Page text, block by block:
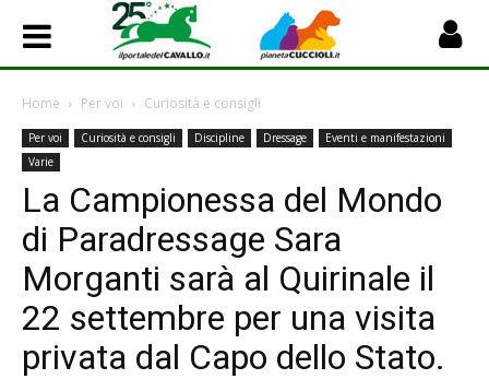
Home Per voi Curiosità e consigli
Per voi Curiosità e consigli Discipline Dressage
Eventi e manifestazioni
Varie
La Campionessa del Mondo
di Paradressage Sara
Morganti sarà al Quirinale il
22 settembre per una visita
privata dal Capo dello Stato.